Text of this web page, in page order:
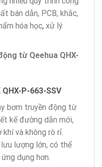
bán dẫn, PCB, khắc,
hóa học,xử lý
từ Qeehua QHX-
P-663-SSV
bơm truyền động từ
kế đường dẫn mới,
và không rò rỉ.
lượng lớn, có thể
dụng hơn.